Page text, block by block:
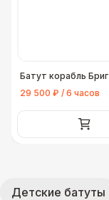
Батут корабль Бриг
29 500 ₽ / 6 часов
Детские батуты